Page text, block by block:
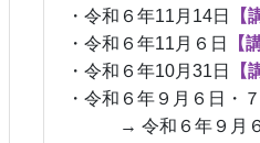
・令和６年11月14日
【
・令和６年11月６日
【
・令和６年10月31日
【
・令和６年９月６日・
→ 令和６年９月６